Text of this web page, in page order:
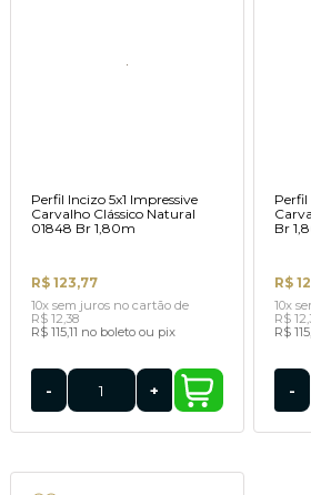
Perfil Incizo 5x1 Impressive
Carvalho Clássico Natural
01848 Br 1,80m
R$ 123,77
10x sem juros no cartãode
R$ 12,38
R$ 115,11 no boleto ou pix
- +
Perfil
Br
R$
10x
R$
R$
-